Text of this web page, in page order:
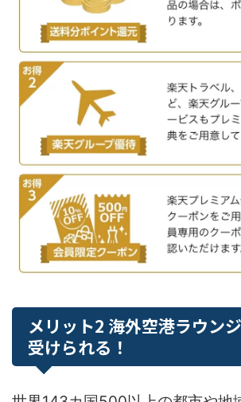
メリット2 海外空港ラウン
受けられる！